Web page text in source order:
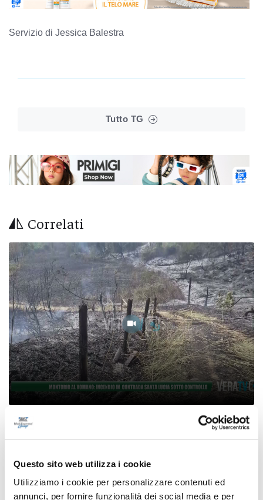
Questo sito web utilizza i cookie
Utilizziamo i cookie per personalizzare contenuti ed
annunci, per fornire funzionalità dei social media e per
Servizio di Jessica Balestra
Tutto TG
Correlati
Montorio al Vomano: incendio in contrada
Santa Lucia sotto controllo